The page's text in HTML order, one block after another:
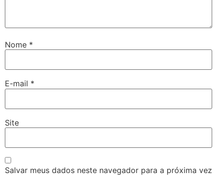
Nome *
E-mail *
Site
Salvar meus dados neste navegador para a próxima vez